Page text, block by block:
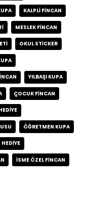
KALPLI FINCAN
MESLEK FINCAN
OKUL STICKER
YILBAŞI KUPA
ÇOCUK FINCAN
ÖĞRETMEN KUPA
İSME ÖZEL FINCAN